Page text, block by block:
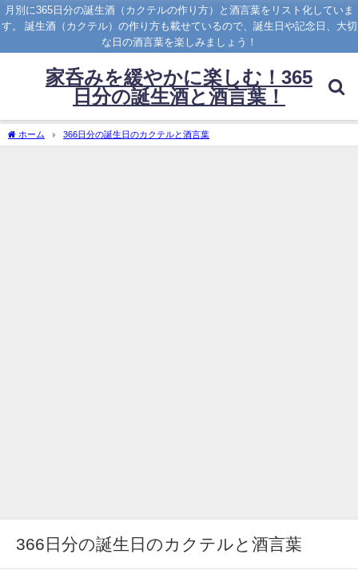
月別に365日分の誕生酒（カクテルの作り方）と酒言葉をリスト化していま
す。 誕生酒（カクテル）の作り方も載せているので、誕生日や記念日、大切
な日の酒言葉を楽しみましょう！
家呑みを緩やかに楽しむ！365
日分の誕生酒と酒言葉！
ホーム 366日分の誕生日のカクテルと酒言葉
366日分の誕生日のカクテルと酒言葉